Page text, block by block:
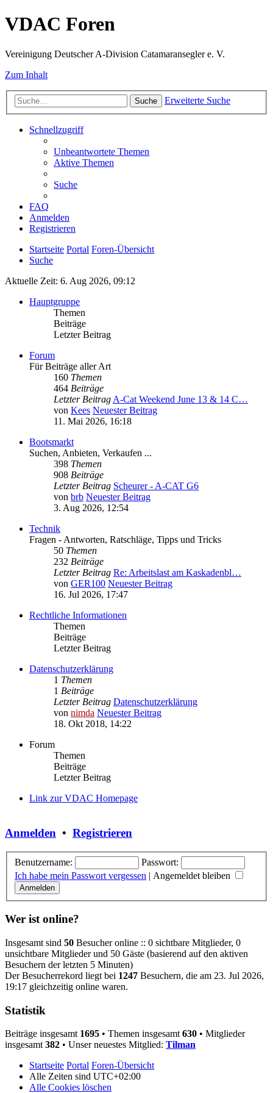
VDAC Foren
Vereinigung Deutscher A-Division Catamaransegler e. V.
Zum Inhalt
Suche Erweiterte Suche
Schnellzugriff
Unbeantwortete Themen
Aktive Themen
Suche
FAQ
Anmelden
Registrieren
Startseite Portal Foren-Übersicht
Suche
Aktuelle Zeit: 6. Aug 2026, 09:12
Hauptgruppe
Themen
Beiträge
Letzter Beitrag
Forum
Für Beiträge aller Art
160 Themen
464 Beiträge
Letzter BeitragA-Cat Weekend June 13 & 14 C…
von Kees Neuester Beitrag
11. Mai 2026, 16:18
Bootsmarkt
Suchen, Anbieten, Verkaufen ...
398 Themen
908 Beiträge
Letzter Beitrag Scheurer - A-CAT G6
von brb Neuester Beitrag
3. Aug 2026, 12:54
Technik
Fragen - Antworten, Ratschläge, Tipps und Tricks
50 Themen
232 Beiträge
Letzter Beitrag Re: Arbeitslast am Kaskadenbl…
von GER100 Neuester Beitrag
16. Jul 2026, 17:47
Rechtliche Informationen
Themen
Beiträge
Letzter Beitrag
Datenschutzerklärung
1 Themen
1 Beiträge
Letzter Beitrag Datenschutzerklärung
von nimda Neuester Beitrag
18. Okt 2018, 14:22
Forum
Themen
Beiträge
Letzter Beitrag
Link zur VDAC Homepage
Anmelden • Registrieren
Benutzername:
Passwort:
Ich habe mein Passwort vergessen | Angemeldet bleiben
Wer ist online?
Insgesamt sind 50 Besucher online :: 0 sichtbare Mitglieder, 0
unsichtbare Mitglieder und 50 Gäste (basierend auf den aktiven
Besuchern der letzten 5 Minuten)
Der Besucherrekord liegt bei 1247 Besuchern, die am 23. Jul 2026,
19:17 gleichzeitig online waren.
Statistik
Beiträge insgesamt 1695 • Themen insgesamt 630 • Mitglieder
insgesamt 382 • Unser neuestes Mitglied: Tilman
Startseite Portal Foren-Übersicht
Alle Zeiten sind UTC+02:00
Alle Cookies löschen